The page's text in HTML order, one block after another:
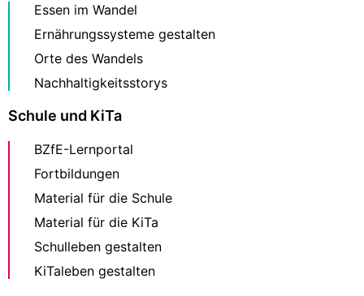
Essen im Wandel
Ernährungssysteme gestalten
Orte des Wandels
Nachhaltigkeitsstorys
Schule und KiTa
BZfE-Lernportal
Fortbildungen
Material für die Schule
Material für die KiTa
Schulleben gestalten
KiTaleben gestalten